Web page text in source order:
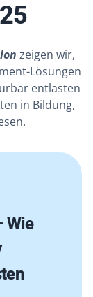
zeigen wir,
Lösungen
entlasten
in Bildung,
Wie